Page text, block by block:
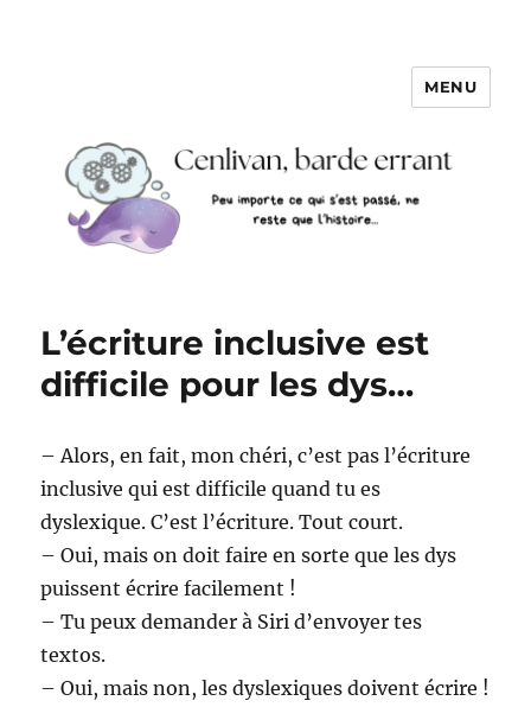
MENU
L’écriture inclusive est
difficile pour les dys…
– Alors, en fait, mon chéri, c’est pas l’écriture
inclusive qui est difficile quand tu es
dyslexique. C’est l’écriture. Tout court.
– Oui, mais on doit faire en sorte que les dys
puissent écrire facilement !
– Tu peux demander à Siri d’envoyer tes
textos.
– Oui, mais non, les dyslexiques doivent écrire !